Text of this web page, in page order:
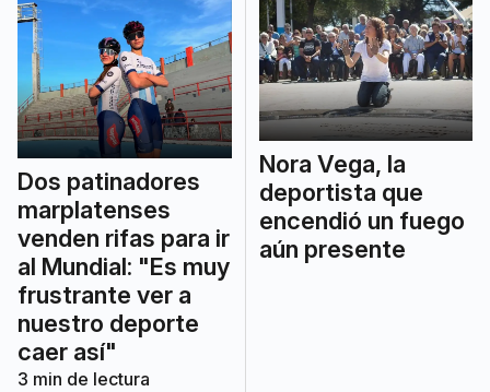
Dos patinadores
marplatenses
venden rifas para ir
al Mundial: "Es muy
frustrante ver a
nuestro deporte
caer así"
3 min de lectura
Nora Vega, la
deportista que
encendió un fuego
aún presente